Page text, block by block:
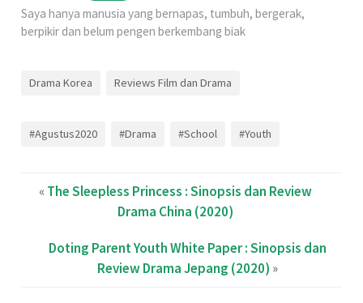
Saya hanya manusia yang bernapas, tumbuh, bergerak,
berpikir dan belum pengen berkembang biak
Drama Korea Reviews Film dan Drama
#Agustus2020 #Drama #School #Youth
«The Sleepless Princess : Sinopsis dan Review
Drama China (2020)
Doting Parent Youth White Paper : Sinopsis dan
Review Drama Jepang (2020) »